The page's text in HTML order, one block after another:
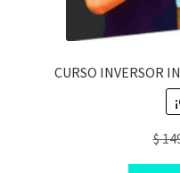
CURSO INVERSOR
$